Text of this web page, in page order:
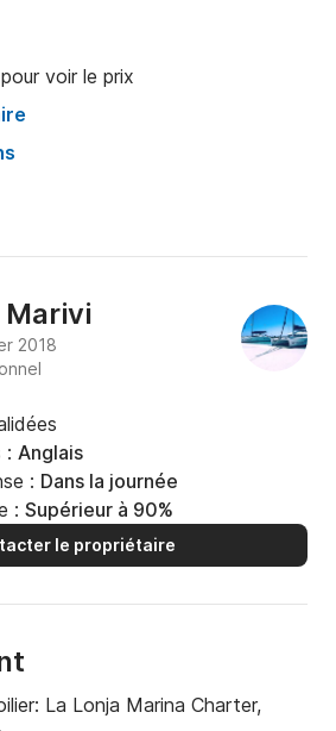
voir le prix
Marivi
2018
: Anglais
: Dans la journée
: Supérieur à 90%
le propriétaire
La Lonja Marina Charter,